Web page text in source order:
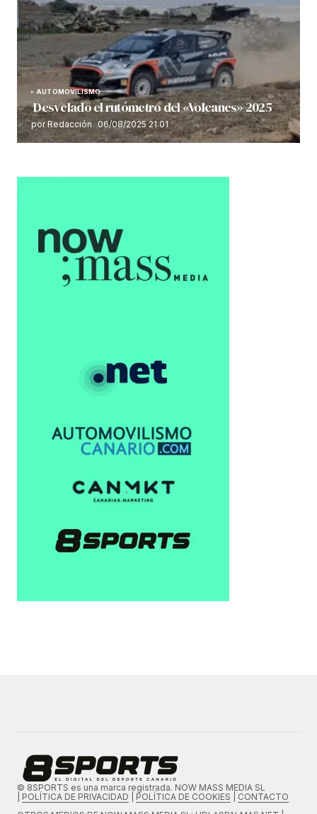
AUTOMOVILISMO
Desvelado el rutómetro del «Volcanes» 2025
por Redacción 06/08/2025 21:01
© 8SPORTS es una marca registrada. NOW MASS MEDIA SL
POLÍTICA DE PRIVACIDAD POLÍTICA DE COOKIES
CONTACTO